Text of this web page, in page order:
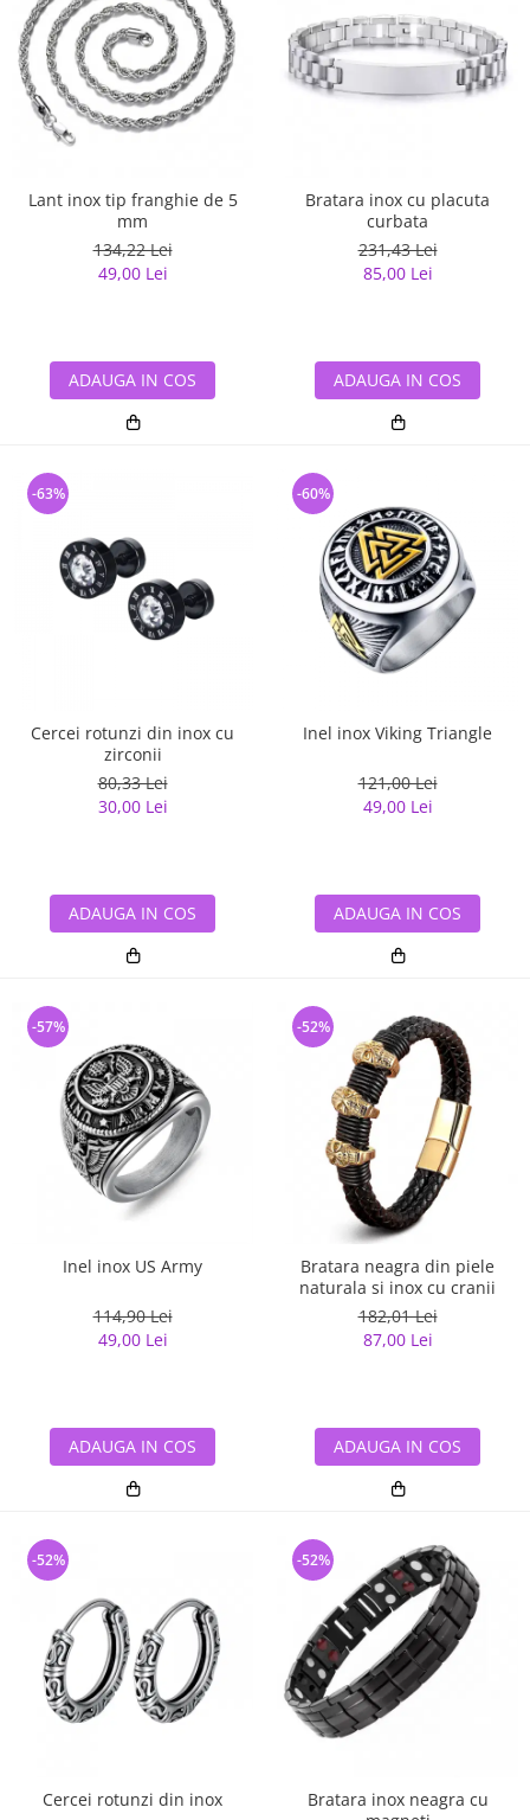
Lant inox tip franghie de 5
mm
134,22 Lei
49,00 Lei
ADAUGA IN COS
Bratara inox cu placuta
curbata
231,43 Lei
85,00 Lei
ADAUGA IN COS
Cercei rotunzi din inox cu
zirconii
80,33 Lei
30,00 Lei
-63%
ADAUGA IN COS
Inel inox Viking Triangle
121,00 Lei
49,00 Lei
-60%
ADAUGA IN COS
Inel inox US Army
114,90 Lei
49,00 Lei
-57%
ADAUGA IN COS
Bratara neagra din piele
naturala si inox cu cranii
182,01 Lei
87,00 Lei
-52%
ADAUGA IN COS
Cercei rotunzi din inox
-52%
Bratara inox neagra cu
-52%